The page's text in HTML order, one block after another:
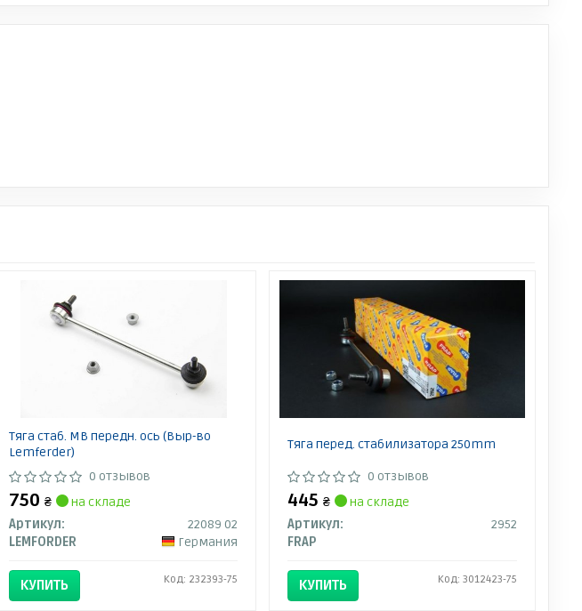
Тяга стаб. MB передн. ось (Выр-во
Lemferder)
0 отзывов
750 ₴
на складе
Артикул:
22089 02
LEMFORDER
Германия
КУПИТЬ Код: 232393-75
Тяга перед. стабилизатора 250mm
0 отзывов
445₴
на складе
Артикул:
2952
FRAP
КУПИТЬ Код: 3012423-75